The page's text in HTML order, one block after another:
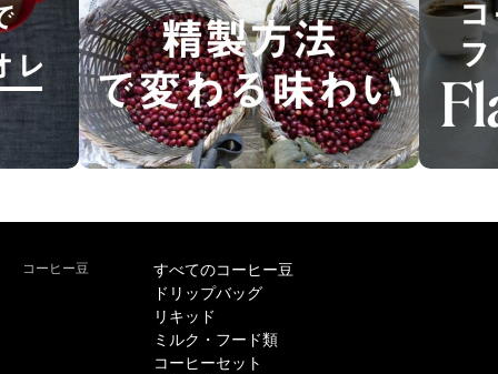
コーヒー豆
すべてのコーヒー豆
ドリップバッグ
リキッド
ミルク・フード類
コーヒーセット